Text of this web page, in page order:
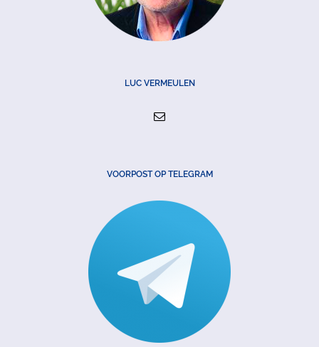
LUC VERMEULEN
VOORPOST OP TELEGRAM